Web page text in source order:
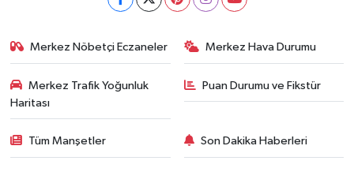
Merkez Nöbetçi Eczaneler Merkez Hava Durumu
Merkez Trafik Yoğunluk
Haritası
Puan Durumu ve Fikstür
Tüm Manşetler Son Dakika Haberleri